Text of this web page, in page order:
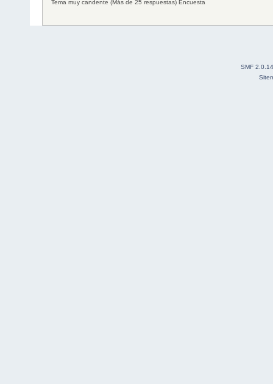
Tema muy candente (Más de 25 respuestas) Encuesta
SMF 2.0.14